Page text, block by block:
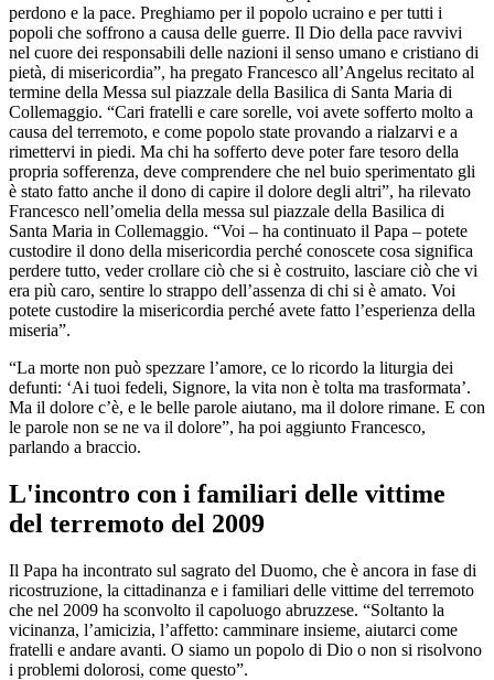
perdono e la pace. Preghiamo per il popolo ucraino e per tutti i
popoli che soffrono a causa delle guerre. Il Dio della pace ravvivi
nel cuore dei responsabili delle nazioni il senso umano e cristiano di
pietà, di misericordia”, ha pregato Francesco all’Angelus recitato al
termine della Messa sul piazzale della Basilica di Santa Maria di
Collemaggio. “Cari fratelli e care sorelle, voi avete sofferto molto a
causa del terremoto, e come popolo state provando a rialzarvi e a
rimettervi in piedi. Ma chi ha sofferto deve poter fare tesoro della
propria sofferenza, deve comprendere che nel buio sperimentato gli
è stato fatto anche il dono di capire il dolore degli altri”, ha rilevato
Francesco nell’omelia della messa sul piazzale della Basilica di
Santa Maria in Collemaggio. “Voi – ha continuato il Papa – potete
custodire il dono della misericordia perché conoscete cosa significa
perdere tutto, veder crollare ciò che si è costruito, lasciare ciò che vi
era più caro, sentire lo strappo dell’assenza di chi si è amato. Voi
potete custodire la misericordia perché avete fatto l’esperienza della
miseria”.
“La morte non può spezzare l’amore, ce lo ricordo la liturgia dei
defunti: ‘Ai tuoi fedeli, Signore, la vita non è tolta ma trasformata’.
Ma il dolore c’è, e le belle parole aiutano, ma il dolore rimane. E con
le parole non se ne va il dolore”, ha poi aggiunto Francesco,
parlando a braccio.
L'incontro con i familiari delle vittime
del terremoto del 2009
Il Papa ha incontrato sul sagrato del Duomo, che è ancora in fase di
ricostruzione, la cittadinanza e i familiari delle vittime del terremoto
che nel 2009 ha sconvolto il capoluogo abruzzese. “Soltanto la
vicinanza, l’amicizia, l’affetto: camminare insieme, aiutarci come
fratelli e andare avanti. O siamo un popolo di Dio o non si risolvono
i problemi dolorosi, come questo”.